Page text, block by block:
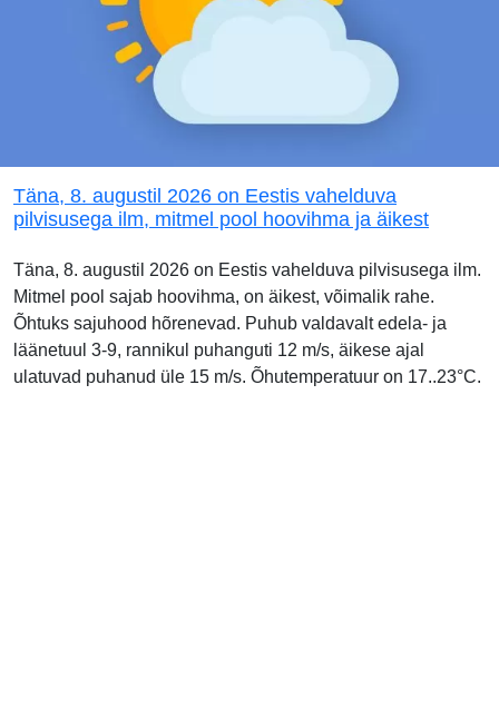
Täna, 8. augustil 2026 on Eestis vahelduva
pilvisusega ilm, mitmel pool hoovihma ja äikest
Täna, 8. augustil 2026 on Eestis vahelduva pilvisusega ilm.
Mitmel pool sajab hoovihma, on äikest, võimalik rahe.
Õhtuks sajuhood hõrenevad. Puhub valdavalt edela- ja
läänetuul 3-9, rannikul puhanguti 12 m/s, äikese ajal
ulatuvad puhanud üle 15 m/s. Õhutemperatuur on 17..23°C.